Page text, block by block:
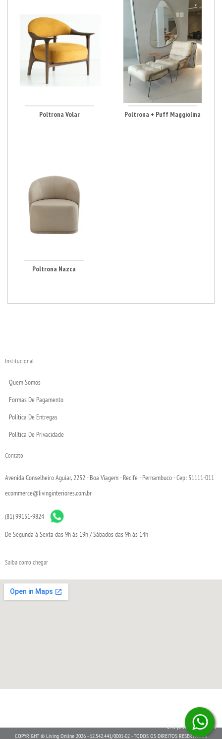
Poltrona Volar Poltrona + Puff Maggiolina
Poltrona Nazca
Institucional
Quem Somos
Formas De Pagamento
Política De Entregas
Política De Privacidade
Contato
Avenida Conselheiro Aguiar, 2252 - Boa Viagem - Recife - Pernambuco - Cep: 51111-011
ecommerce@livinginteriores.com.br
(81) 99151-9824
De Segunda à Sexta das 9h às 19h / Sábados das 9h às 14h
Saiba como chegar
Crie já sua loja virtual
COPYRIGHT © Living Online 2026 - 12.542.441/0001-02 - TODOS OS DIREITOS RESERVADOS